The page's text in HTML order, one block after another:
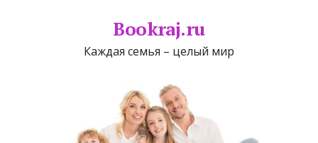
Bookraj.ru
Каждая семья – целый мир